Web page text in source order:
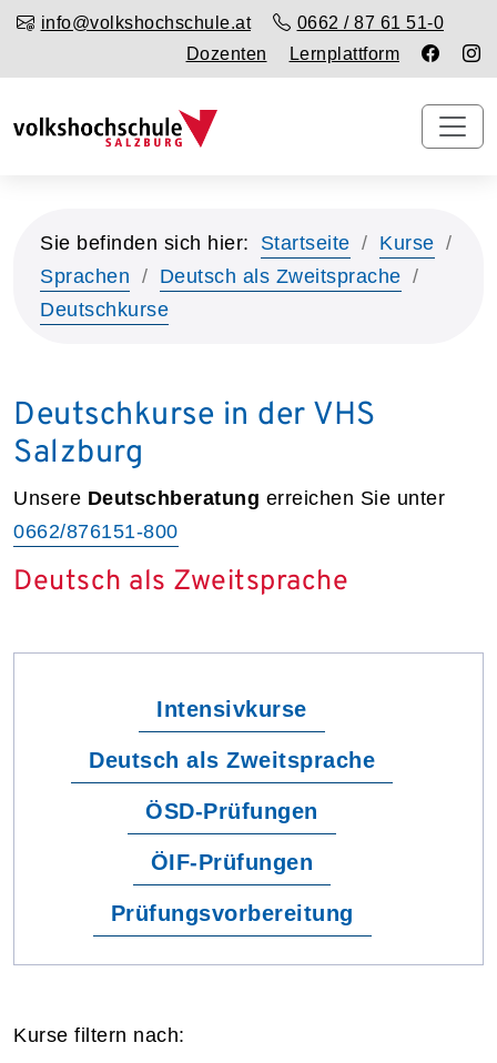
info@volkshochschule.at
0662 / 87 61 51-0
Dozenten
Lernplattform
Sie befinden sich hier: Startseite
Kurse
Sprachen
Deutsch als Zweitsprache
Deutschkurse
Deutschkurse in der VHS
Salzburg
Unsere Deutschberatung erreichen Sie unter
0662/876151-800
Deutsch als Zweitsprache
Intensivkurse
Deutsch als Zweitsprache
ÖSD-Prüfungen
ÖIF-Prüfungen
Prüfungsvorbereitung
Kurse filtern nach: